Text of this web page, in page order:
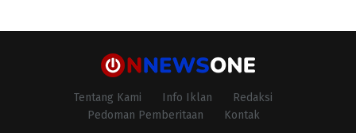
Tentang Kami Info Iklan
Redaksi
Pedoman Pemberitaan
Kontak